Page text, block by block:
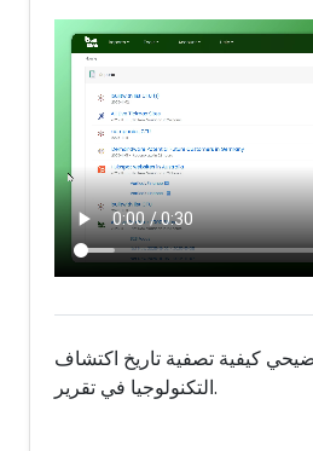
كيفية تصفية تاريخ اكتشاف
التكنولوجيا في تقرير.